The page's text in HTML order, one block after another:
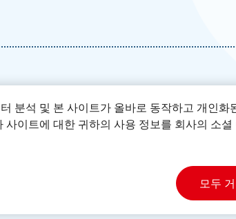
이 주요 대상대이나 저학년 역시 참여할 수 있도
(접착제, 세제, 위생 관리, 지속가능성장) 중 하나
로드할 수 있습니다.
분석 및 본 사이트가 올바로 동작하고 개인화
이트에 대한 귀하의 사용 정보를 회사의 소
모두